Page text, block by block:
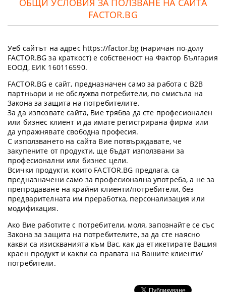
ОБЩИ УСЛОВИЯ ЗА ПОЛЗВАНЕ НА САЙТА
FACTOR.BG
Уеб сайтът на адрес https://factor.bg (наричан по-долу
FACTOR.BG за краткост) е собственост на Фактор България
ЕООД, ЕИК 160116590.
FACTOR.BG е сайт, предназначен само за работа с B2B
партньори и не обслужва потребители, по смисъла на
Закона за защита на потребителите.
За да изпозвате сайта, Вие трябва да сте професионален
или бизнес клиент и да имате регистрирана фирма или
да упражнявате свободна професия.
С използването на сайта Вие потвърждавате, че
закупените от продукти, ще бъдат използвани за
професионални или бизнес цели.
Всички продукти, които FACTOR.BG предлага, са
предназначени само за професионална употреба, а не за
препродаване на крайни клиенти/потребители, без
предварителната им преработка, персонализация или
модификация.
Ако Вие работите с потребители, моля, запознайте се със
Закона за защита на потребителите, за да сте наясно
какви са изискванията към Вас, как да етикетирате Вашия
краен продукт и какви са правата на Вашите клиенти/
потребители.